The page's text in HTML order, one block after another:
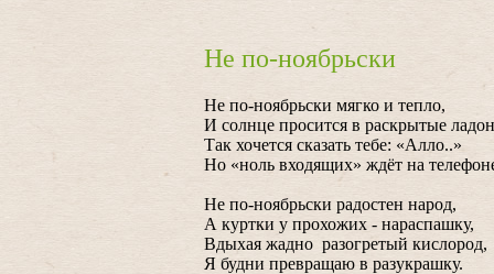
Не по-ноябрьски
Не по-ноябрьски мягко и тепло,
И солнце просится в раскрытые
Так хочется сказать тебе: «Алло..»
Но «ноль входящих» ждёт на
Не по-ноябрьски радостен народ,
А куртки у прохожих - нараспашку,
Вдыхая жадно разогретый кислород,
Я будни превращаю в разукрашку.